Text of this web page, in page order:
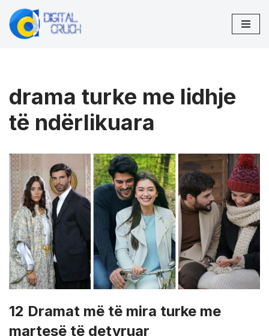
Skip
drama turke me lidhje
të ndërlikuara
12 Dramat më të mira turke me
martesë të detyruar